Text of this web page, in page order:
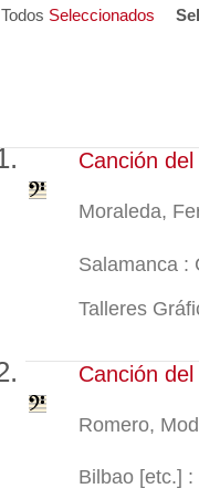
Todos Seleccionados
Canción
Moraleda,
Salamanca :
Talleres
Canción
Romero,
Bilbao [etc.]